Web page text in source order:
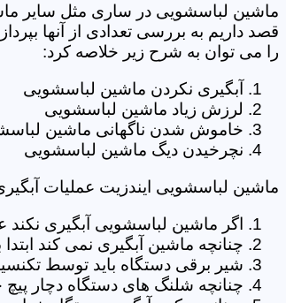
ماشین لباسشویی در ساری مثل سایر
قصد داریم به بررسی تعدادی از آنها
را می توان به شرح زیر خلاصه کرد:
آبگیری نکردن ماشین لباسشویی
لرزش زیاد ماشین لباسشویی
خاموش شدن ناگهانی ماشین
نچرخیدن دیگ ماشین لباسشویی
ماشین لباسشویی ایندزیت عملیات
اگر ماشین لباسشویی آبگیری
چنانچه ماشین آبگیری نمی کند
شیر برقی دستگاه باید توسط
چنانچه شلنگ های دستگاه دچار پیچ